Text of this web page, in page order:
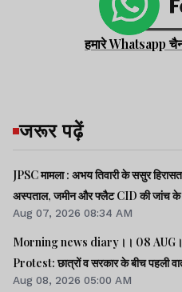
हमारे Whatsapp
जरूर पढ़ें
JPSC मामला : अभय तिवारी के ससुर
अस्पताल, जमीन और फ्लैट CID की जांच के
Aug 07, 2026 08:34 AM
Morning news diary।। 08
Protest: छात्रों व सरकार के बीच पहली
साइबर क्राइम मामलों की जांच में झारखंड
Aug 08, 2026 05:00 AM